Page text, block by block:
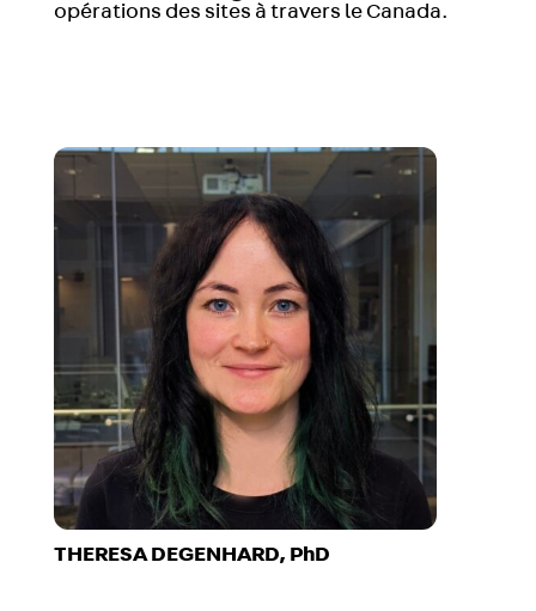
opérations des sites à travers le Canada.
THERESA DEGENHARD, PhD